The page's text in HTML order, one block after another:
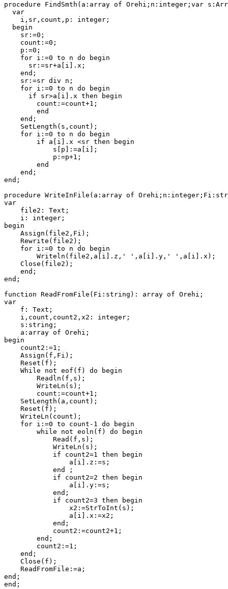
procedure FindSmth(a:array of Orehi;n:integer;var
  var
    i,sr,count,p: integer;
  begin
    sr:=0;
    count:=0;
    p:=0;
    for i:=0 to n do begin
      sr:=sr+a[i].x;
    end;
    sr:=sr div n;
    for i:=0 to n do begin
      if sr>a[i].x then begin
        count:=count+1;
        end
    end;
    SetLength(s,count);
    for i:=0 to n do begin
        if a[i].x <sr then begin
            s[p]:=a[i];
            p:=p+1;
        end
    end;
end;
procedure WriteInFile(a:array of
var
    file2: Text;
    i: integer;
begin
    Assign(file2,Fi);
    Rewrite(file2);
    for i:=0 to n do begin
        Writeln(file2,a[i].z,' ',a[i].y,' ',a[i].x);
    Close(file2);
    end;
end;
function ReadFromFile(Fi:string): array of Orehi;
var
    f: Text;
    i,count,count2,x2: integer;
    s:string;
    a:array of Orehi;
begin
    count2:=1;
    Assign(f,Fi);
    Reset(f);
    While not eof(f) do begin
        Readln(f,s);
        WriteLn(s);
        count:=count+1;
    SetLength(a,count);
    Reset(f);
    WriteLn(count);
    for i:=0 to count-1 do begin
        while not eoln(f) do begin
            Read(f,s);
            WriteLn(s);
            if count2=1 then begin
                a[i].z:=s;
            end ;
            if count2=2 then begin
                a[i].y:=s;
            end;
            if count2=3 then begin
                x2:=StrToInt(s);
                a[i].x:=x2;
            end;
            count2:=count2+1;
        end;
        count2:=1;
    end;
    Close(f);
    ReadFromFile:=a;
end;
end;